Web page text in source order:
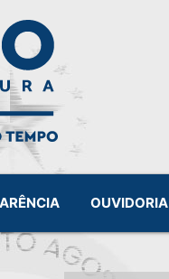
OUVIDORIA